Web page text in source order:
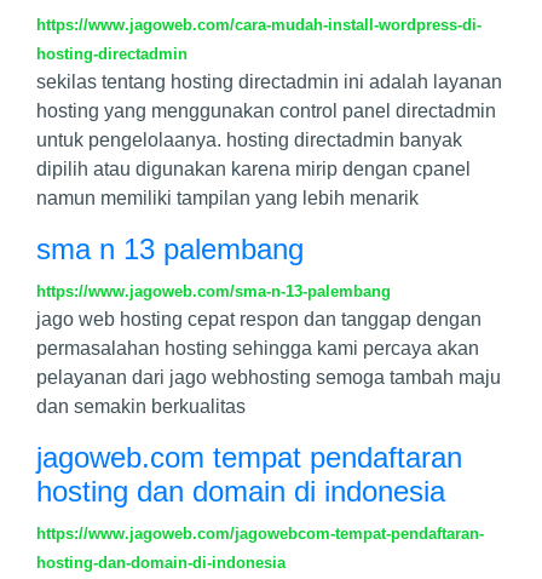
https://www.jagoweb.com/cara-mudah-install-wordpress-di-
hosting-directadmin
sekilas tentang hosting directadmin ini adalah layanan
hosting yang menggunakan control panel directadmin
untuk pengelolaanya. hosting directadmin banyak
dipilih atau digunakan karena mirip dengan cpanel
namun memiliki tampilan yang lebih menarik
sma n 13 palembang
https://www.jagoweb.com/sma-n-13-palembang
jago web hosting cepat respon dan tanggap dengan
permasalahan hosting sehingga kami percaya akan
pelayanan dari jago webhosting semoga tambah maju
dan semakin berkualitas
jagoweb.com tempat pendaftaran
hosting dan domain di indonesia
https://www.jagoweb.com/jagowebcom-tempat-pendaftaran-
hosting-dan-domain-di-indonesia